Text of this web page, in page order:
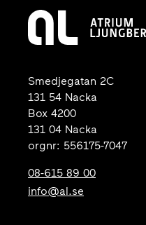
Smedjegatan 2C
131 54 Nacka
Box 4200
131 04 Nacka
orgnr: 556175-7047
08-615 89 00
info@al.se